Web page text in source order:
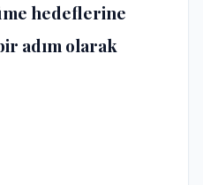
hedeflerine
adım olarak